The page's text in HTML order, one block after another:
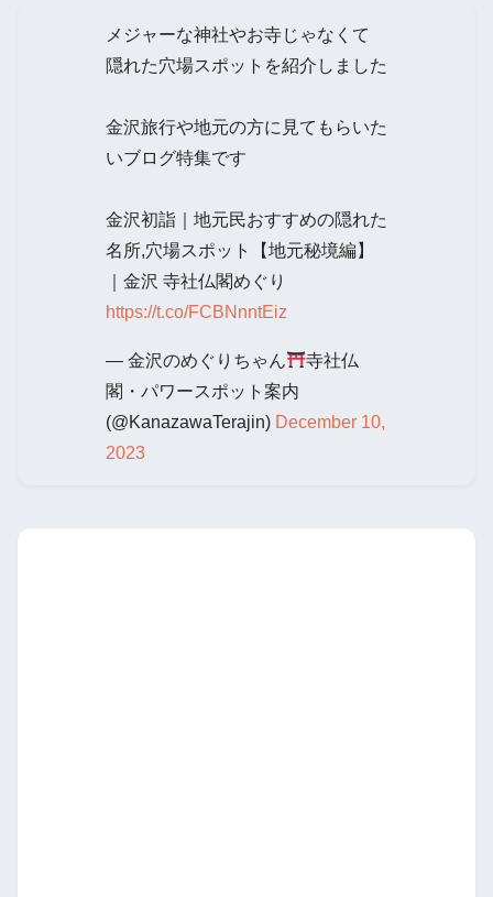
メジャーな神社やお寺じゃなくて
隠れた穴場スポットを紹介しました
金沢旅行や地元の方に見てもらいた
いブログ特集です
金沢初詣｜地元民おすすめの隠れた
名所,穴場スポット【地元秘境編】
｜金沢 寺社仏閣めぐり
https://t.co/FCBNnntEiz
— 金沢のめぐりちゃん
寺社仏
閣・パワースポット案内
(@KanazawaTerajin) December 10,
2023